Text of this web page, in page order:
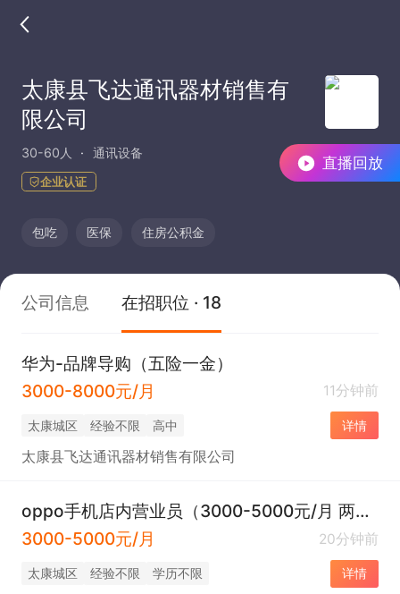
直播回放
太康县飞达通讯器材销售有
限公司
30-60人 通讯设备
企业认证
包吃 医保 住房公积金
公司信息 在招职位 · 18
华为-品牌导购（五险一金）
3000-8000元/月
11分钟前
太康城区 经验不限 高中 详情
太康县飞达通讯器材销售有限公司
oppo手机店内营业员（3000-5000元/月 两班倒 ）
3000-5000元/月
20分钟前
太康城区 经验不限 学历不限 详情